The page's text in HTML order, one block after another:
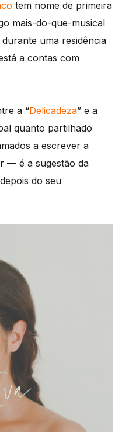
tem nome de primeira
mais-do-que-musical
uma residência
a contas com
a “Delicadeza” e a
quanto partilhado
a escrever a
— é a sugestão da
do seu